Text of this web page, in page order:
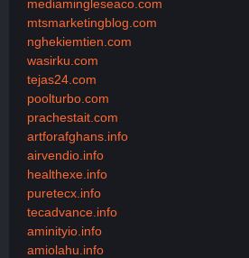
mediamingleseaco.com
mtsmarketingblog.com
nghekiemtien.com
wasirku.com
tejas24.com
poolturbo.com
prachestait.com
artforafghans.info
airvendio.info
healthexe.info
puretecx.info
tecadvance.info
aminityio.info
amiolahu.info